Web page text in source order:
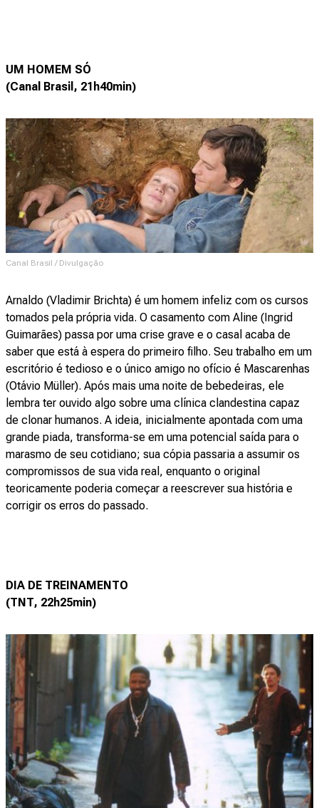
UM HOMEM SÓ
(Canal Brasil, 21h40min)
Canal Brasil / Divulgação
Arnaldo (Vladimir Brichta) é um homem infeliz com os cursos
tomados pela própria vida. O casamento com Aline (Ingrid
Guimarães) passa por uma crise grave e o casal acaba de
saber que está à espera do primeiro filho. Seu trabalho em um
escritório é tedioso e o único amigo no ofício é Mascarenhas
(Otávio Müller). Após mais uma noite de bebedeiras, ele
lembra ter ouvido algo sobre uma clínica clandestina capaz
de clonar humanos. A ideia, inicialmente apontada com uma
grande piada, transforma-se em uma potencial saída para o
marasmo de seu cotidiano; sua cópia passaria a assumir os
compromissos de sua vida real, enquanto o original
teoricamente poderia começar a reescrever sua história e
corrigir os erros do passado.
DIA DE TREINAMENTO
(TNT, 22h25min)